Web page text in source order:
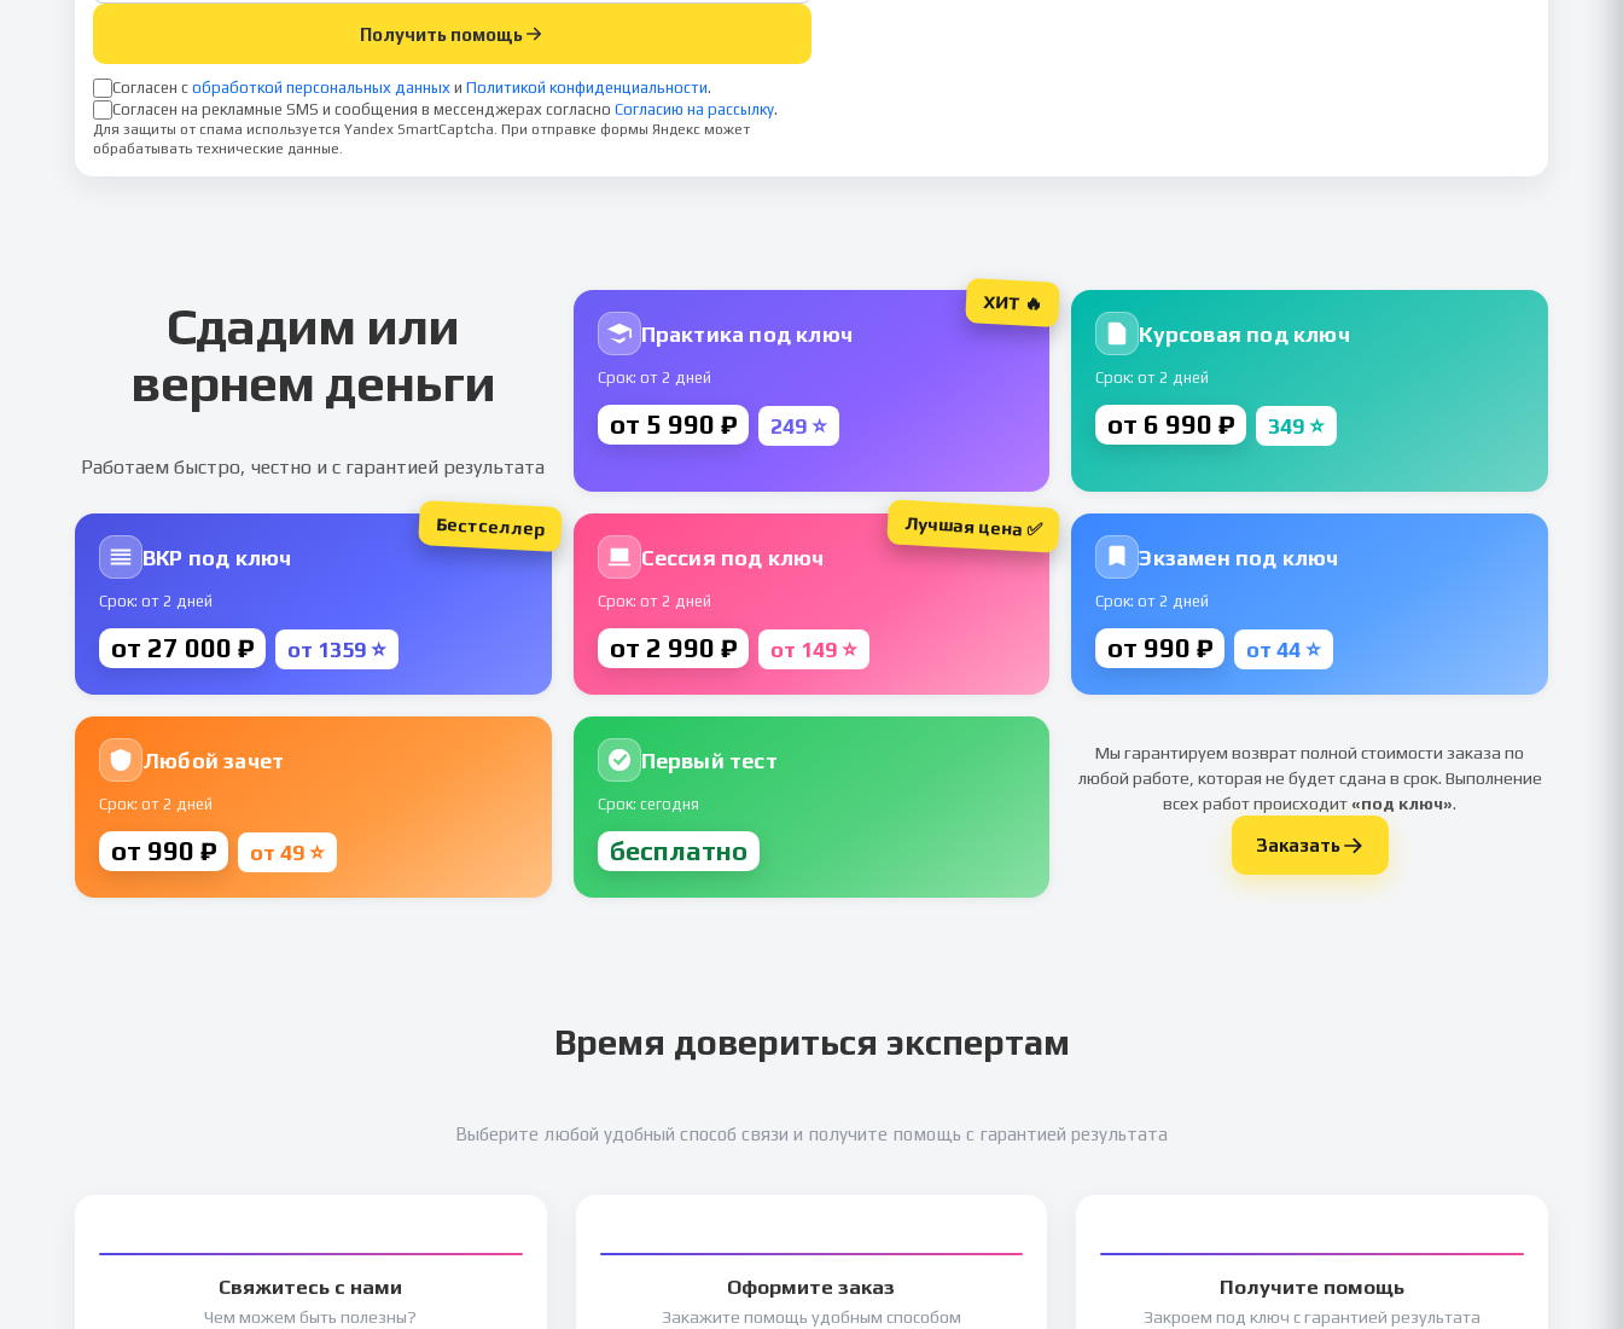
Получить помощь
Согласен с обработкой персональных данных и Политикой конфиденциальности.
Согласен на рекламные SMS и сообщения в мессенджерах согласно Согласию на рассылку.
Для защиты от спама используется Yandex SmartCaptcha. При отправке формы Яндекс может
обрабатывать технические данные.
Сдадим или
вернем деньги
Работаем быстро, честно и с гарантией результата
Практика под ключ
Срок: от 2 дней
от 5 990 ₽ 249 ⭐
ХИТ 🔥
Курсовая под ключ
Срок: от 2 дней
от 6 990 ₽ 349 ⭐
ВКР под ключ
Срок: от 2 дней
от 27 000 ₽ от 1359 ⭐
Бестселлер
Сессия под ключ
Срок: от 2 дней
от 2 990 ₽ от 149 ⭐
Лучшая цена ✅
Экзамен под ключ
Срок: от 2 дней
от 990 ₽ от 44 ⭐
Любой зачет
Срок: от 2 дней
от 990 ₽ от 49 ⭐
Первый тест
Срок: сегодня
бесплатно
Мы гарантируем возврат полной стоимости заказа по
любой работе, которая не будет сдана в срок. Выполнение
всех работ происходит«под ключ».
Заказать
Время довериться экспертам
Выберите любой удобный способ связи и получите помощь с гарантией результата
Свяжитесь с нами
Чем можем быть полезны?
Оформите заказ
Закажите помощь удобным способом
Получите помощь
Закроем под ключ с гарантией результата